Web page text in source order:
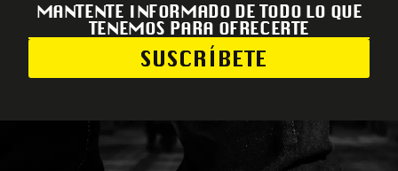
MANTENTE INFORMADO DE TODO LO QUE
TENEMOS PARA OFRECERTE
SUSCRÍBETE